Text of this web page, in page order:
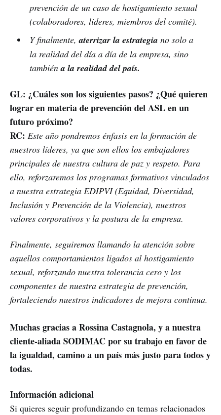
prevención de un caso de hostigamiento sexual
(colaboradores, líderes, miembros del comité).
Y finalmente,aterrizar la estrategia no solo a
la realidad del día a día de la empresa, sino
tambiéna la realidad del país.
GL: ¿Cuáles son los siguientes pasos? ¿Qué quieren
lograr en materia de prevención del ASL en un
futuro próximo?
RC: Este año pondremos énfasis en la formación de
nuestros líderes, ya que son ellos los embajadores
principales de nuestra cultura de paz y respeto. Para
ello, reforzaremos los programas formativos vinculados
a nuestra estrategia EDIPVI (Equidad, Diversidad,
Inclusión y Prevención de la Violencia), nuestros
valores corporativos y la postura de la empresa.
Finalmente, seguiremos llamando la atención sobre
aquellos comportamientos ligados al hostigamiento
sexual, reforzando nuestra tolerancia cero y los
componentes de nuestra estrategia de prevención,
fortaleciendo nuestros indicadores de mejora continua.
Muchas gracias a Rossina Castagnola, y a nuestra
cliente-aliada SODIMAC por su trabajo en favor de
la igualdad, camino a un país más justo para todos y
todas.
Información adicional
Si quieres seguir profundizando en temas relacionados